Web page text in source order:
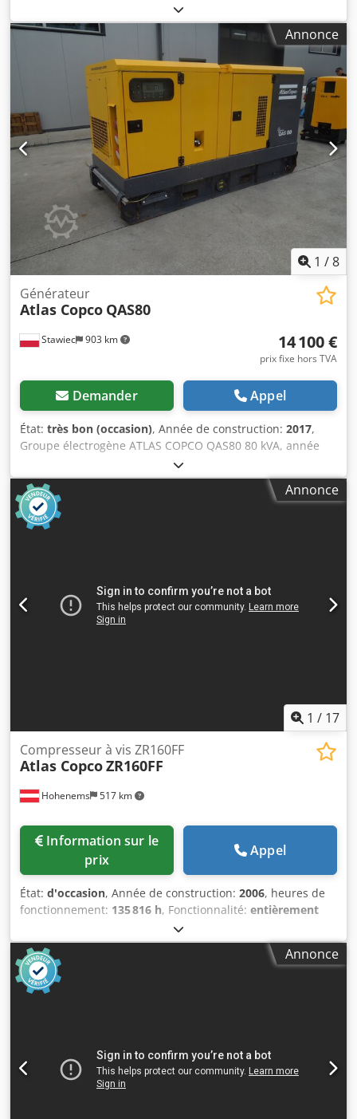
, Compresseur à vis sans huile
Atlas Copco GA75VSDFF Variateur de fréquence et sécheur
intégrés. Codpfoyz R U Ijx Agujha 160 kW 7,5 bar 27,90
m3/min Année de fabrication : 2002 Heures de
fonctionnement : 46 357
Annonce
1 /8
Stawiec 903 km
Générateur
Atlas Copco QAS80
14 100 €
prix fixe hors TVA
Demander Appel
État: très bon (occasion), Année de construction: 2017,
Groupe électrogène ATLAS COPCO QAS80 80 kVA, année
2017, révisé. Caractéristiques techniques : Chedpfx Aezdc
Evsguea Puissance : 80 kVA (64 kW) Année de fabrication :
2017 Moteur : PERKINS Nombre d'heures : 2870 h Groupe
électrogène en parfait état de fonctionnement. Prix net : 59
500 PLN Prix brut : 73 185 PLN
Annonce
1 / 17
Hohenems 517 km
Compresseur à vis ZR160FF
Atlas CopcoZR160FF
prix
Appel
État: d'occasion, Année de construction: 2006, heures de
fonctionnement: 135 816 h, Fonctionnalité: entièrement
, Compresseur à vis sans huile Atlas Copco
ZR160FF Cedpfx Aoyzxptogujha Sécheur intégré. 160 kW
7,5 bar 28,20 m3/min Année de fabrication : 2006 Heures
de fonctionnement : 135 816
Annonce